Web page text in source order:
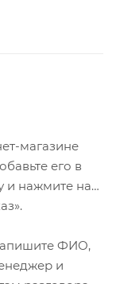
магазине
его в
и нажмите на
ФИО,
и